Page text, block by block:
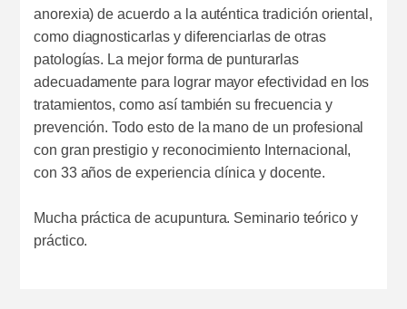
anorexia) de acuerdo a la auténtica tradición oriental,
como diagnosticarlas y diferenciarlas de otras
patologías. La mejor forma de punturarlas
adecuadamente para lograr mayor efectividad en los
tratamientos, como así también su frecuencia y
prevención. Todo esto de la mano de un profesional
con gran prestigio y reconocimiento Internacional,
con 33 años de experiencia clínica y docente.
Mucha práctica de acupuntura. Seminario teórico y
práctico.